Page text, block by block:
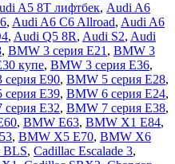
A5 8T лифтбек, Audi A6
, Audi A6 C6 Allroad, Audi A6
, Audi Q5 8R, Audi S2, Audi
, BMW 3 серия E21 , BMW 3
купе, BMW 3 серия E36,
E90, BMW 5 серия E28,
E39, BMW 6 серия E24,
E32, BMW 7 серия E38,
, BMW E63, BMW X1 E84,
, BMW X5 E70, BMW X6
BLS, Cadillac Escalade 3,